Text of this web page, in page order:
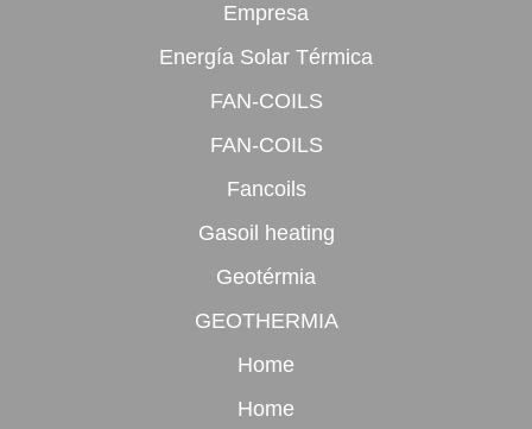
Empresa
Energía Solar Térmica
FAN-COILS
FAN-COILS
Fancoils
Gasoil heating
Geotérmia
GEOTHERMIA
Home
Home